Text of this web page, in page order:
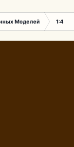
Моделей 1:43